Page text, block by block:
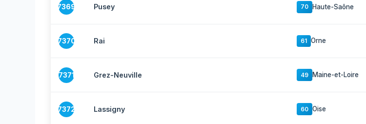
7369 Pusey 70 Haute-Saône
7370 Rai 61 Orne
7371 Grez-Neuville 49 Maine-et-Loire
7372 Lassigny 60 Oise